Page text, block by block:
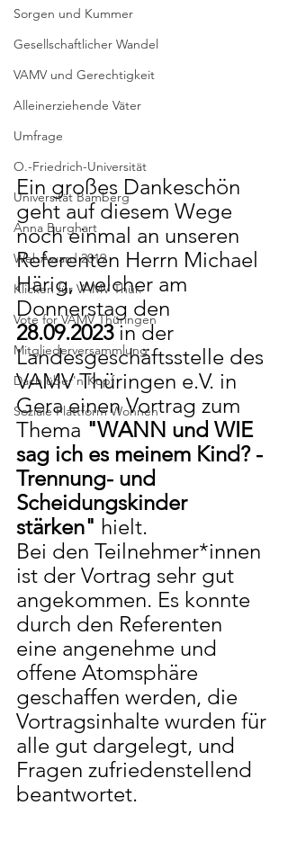
Sorgen und Kummer
Gesellschaftlicher Wandel
VAMV und Gerechtigkeit
Alleinerziehende Väter
Umfrage
O.-Friedrich-Universität
Universität Bamberg
Anna Burghart
WebAward 2019
Klicken für VAMV Thür.
Vote for VAMV Thüringen
Mitgliederversammlung
Dach über'n Kopf
Soziale Plattform Wohnen
Ein großes Dankeschön
geht auf diesem Wege
noch einmal an unseren
Referenten Herrn Michael
Härig, welcher am
Donnerstag den
28.09.2023 in der
Landesgeschäftsstelle des
VAMV Thüringen e.V. in
Gera einen Vortrag zum
Thema "WANN und WIE
sag ich es meinem Kind? -
Trennung- und
Scheidungskinder
stärken" hielt.
Bei den Teilnehmer*innen
ist der Vortrag sehr gut
angekommen. Es konnte
durch den Referenten
eine angenehme und
offene Atomsphäre
geschaffen werden, die
Vortragsinhalte wurden für
alle gut dargelegt, und
Fragen zufriedenstellend
beantwortet.